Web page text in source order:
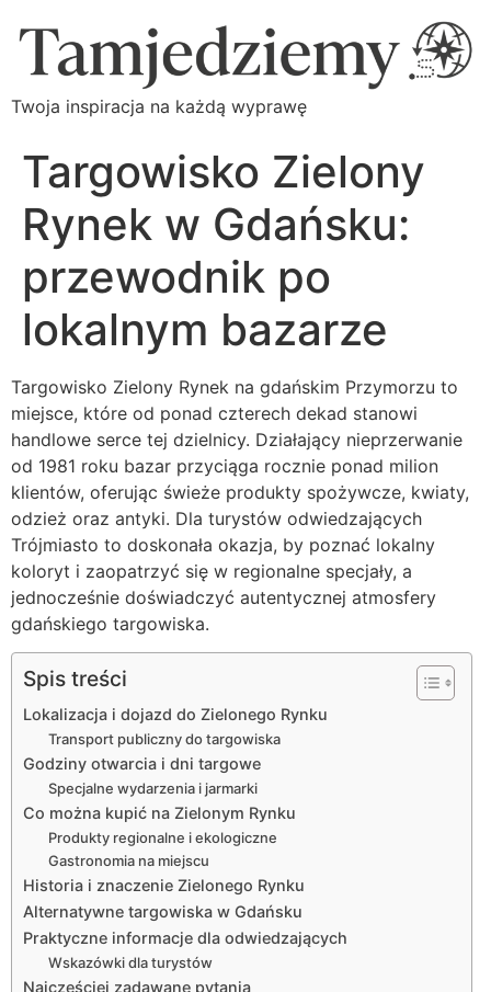
Twoja inspiracja na każdą wyprawę
Targowisko Zielony
Rynek w Gdańsku:
przewodnik po
lokalnym bazarze
Targowisko Zielony Rynek na gdańskim Przymorzu to
miejsce, które od ponad czterech dekad stanowi
handlowe serce tej dzielnicy. Działający nieprzerwanie
od 1981 roku bazar przyciąga rocznie ponad milion
klientów, oferując świeże produkty spożywcze, kwiaty,
odzież oraz antyki. Dla turystów odwiedzających
Trójmiasto to doskonała okazja, by poznać lokalny
koloryt i zaopatrzyć się w regionalne specjały, a
jednocześnie doświadczyć autentycznej atmosfery
gdańskiego targowiska.
Spis treści
Lokalizacja i dojazd do Zielonego Rynku
Transport publiczny do targowiska
Godziny otwarcia i dni targowe
Specjalne wydarzenia i jarmarki
Co można kupić na Zielonym Rynku
Produkty regionalne i ekologiczne
Gastronomia na miejscu
Historia i znaczenie Zielonego Rynku
Alternatywne targowiska w Gdańsku
Praktyczne informacje dla odwiedzających
Wskazówki dla turystów
Najczęściej zadawane pytania